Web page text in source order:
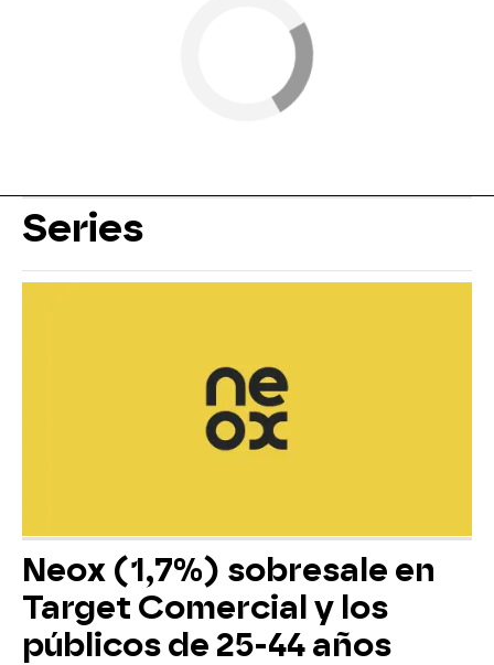
Series
Neox (1,7%) sobresale en
Target Comercial y los
públicos de 25-44 años